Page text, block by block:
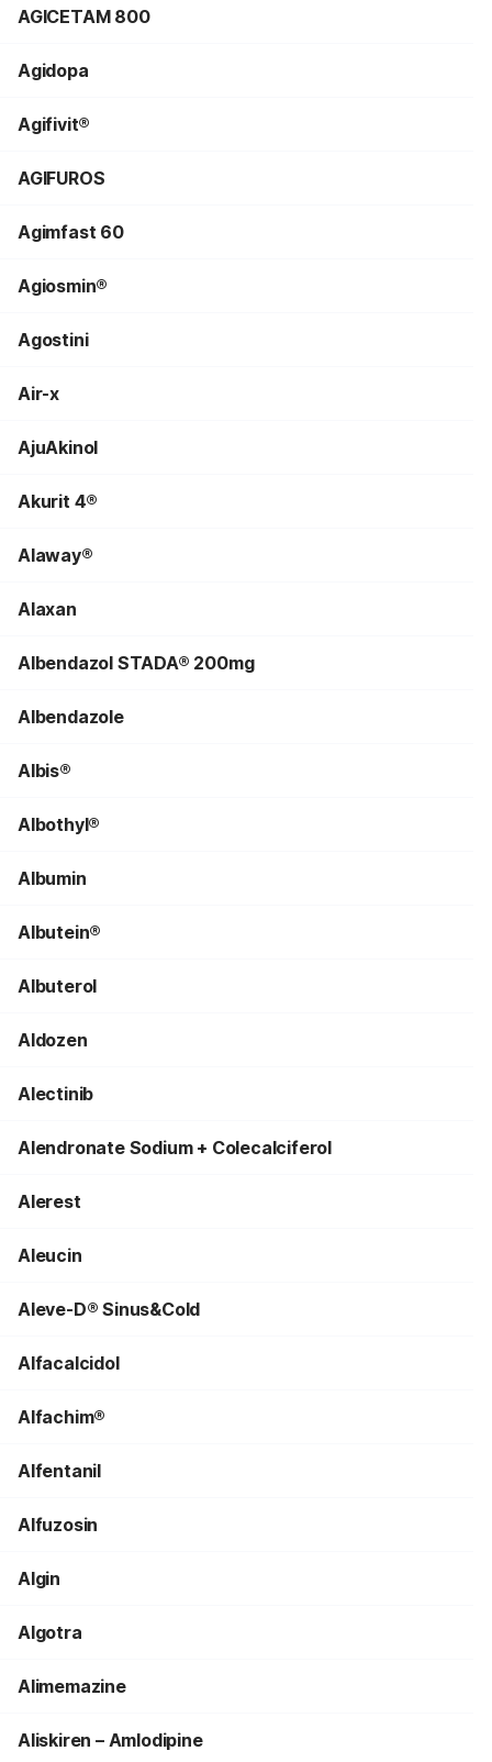
AGICETAM 800
Agidopa
Agifivit®
AGIFUROS
Agimfast 60
Agiosmin®
Agostini
Air-x
AjuAkinol
Akurit 4®
Alaway®
Alaxan
Albendazol STADA® 200mg
Albendazole
Albis®
Albothyl®
Albumin
Albutein®
Albuterol
Aldozen
Alectinib
Alendronate Sodium + Colecalciferol
Alerest
Aleucin
Aleve-D® Sinus&Cold
Alfacalcidol
Alfachim®
Alfentanil
Alfuzosin
Algin
Algotra
Alimemazine
Aliskiren – Amlodipine